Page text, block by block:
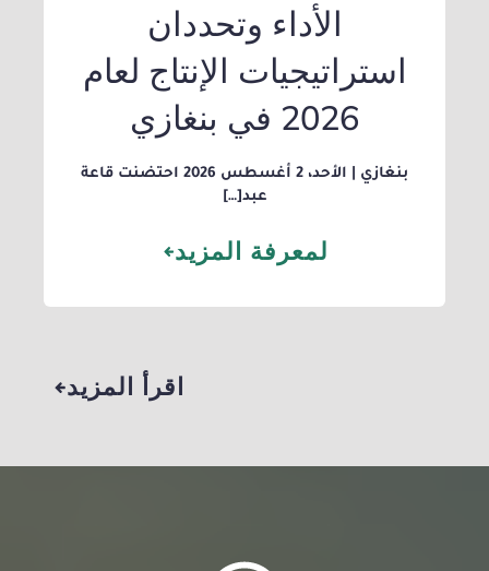
الأداء وتحددان
استراتيجيات الإنتاج لعام
2026 في بنغازي
بنغازي | الأحد، 2 أغسطس 2026 احتضنت قاعة
عبد[…]
لمعرفة المزيد
اقرأ المزيد